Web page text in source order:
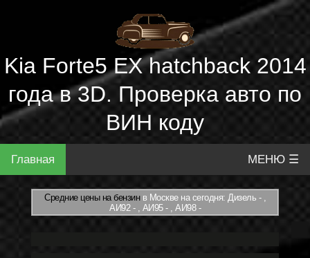
Kia Forte5 EX hatchback 2014
года в 3D. Проверка авто по
ВИН коду
Главная МЕНЮ ☰
Средние цены на бензинв Москве на сегодня: Дизель - ,
АИ92 - , АИ95 - , АИ98 -